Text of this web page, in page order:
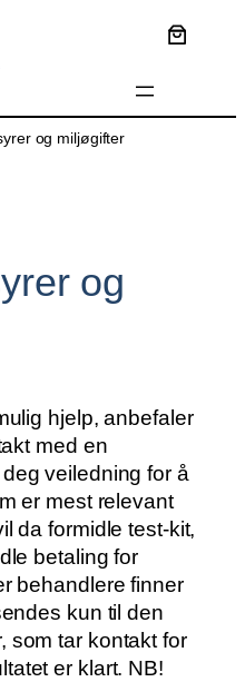
og miljøgifter
og
hjelp, anbefaler
med en
veiledning for å
er mest relevant
da formidle test-kit,
betaling for
behandlere finner
kun til den
som tar kontakt for
er klart. NB!